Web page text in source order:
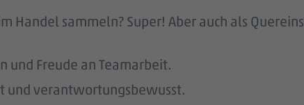
Handel sammeln? Super! Aber auch als
und Freude an Teamarbeit.
und verantwortungsbewusst.